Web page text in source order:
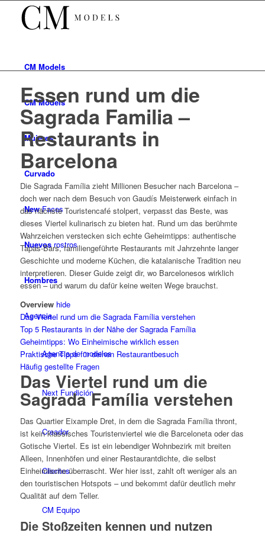
CM Models
CMModels
Mujeres
Curvado
NewFaces
Nuevosrostros
Hombres
Agencia
Agencia de modelos
Next Fundición
Creador
Clientes
CM Equipo
Essen rund um die
Sagrada Familia –
Restaurants in
Barcelona
Die Sagrada Família zieht Millionen Besucher nach Barcelona –
doch wer nach dem Besuch von Gaudís Meisterwerk einfach in
das nächste Touristencafé stolpert, verpasst das Beste, was
dieses Viertel kulinarisch zu bieten hat. Rund um das berühmte
Wahrzeichen verstecken sich echte Geheimtipps: authentische
Tapas-Bars, familiengeführte Restaurants mit Jahrzehnte langer
Geschichte und moderne Küchen, die katalanische Tradition neu
interpretieren. Dieser Guide zeigt dir, wo Barcelonesos wirklich
essen – und warum du dafür keine weiten Wege brauchst.
Overview hide
Das Viertel rund um die Sagrada Família verstehen
Top 5 Restaurants in der Nähe der Sagrada Família
Geheimtipps: Wo Einheimische wirklich essen
Praktische Tipps für deinen Restaurantbesuch
Häufig gestellte Fragen
Das Viertel rund um die
Sagrada Família verstehen
Das Quartier Eixample Dret, in dem die Sagrada Família thront,
ist kein klassisches Touristenviertel wie die Barceloneta oder das
Gotische Viertel. Es ist ein lebendiger Wohnbezirk mit breiten
Alleen, Innenhöfen und einer Restaurantdichte, die selbst
Einheimische überrascht. Wer hier isst, zahlt oft weniger als an
den touristischen Hotspots – und bekommt dafür deutlich mehr
Qualität auf dem Teller.
Die Stoßzeiten kennen und nutzen